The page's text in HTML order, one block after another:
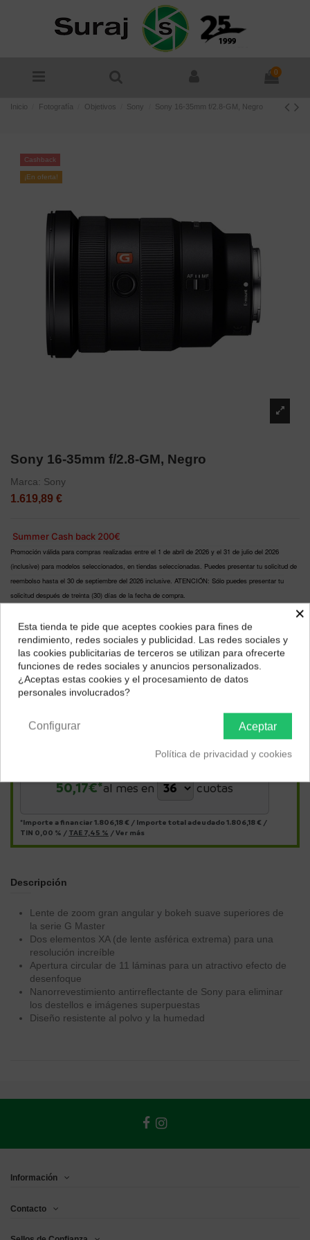
0
Inicio Fotografía Objetivos Sony Sony 16-35mm f/2.8-GM, Negro
Cashback
¡En oferta!
Sony 16-35mm f/2.8-GM, Negro
Marca: Sony
1.619,89 €
Summer Cash back 200€
Promoción válida para compras realizadas entre el 1 de abril de 2026 y el 31 de julio del 2026
(inclusive) para modelos seleccionados, en tiendas seleccionadas. Puedes presentar tu solicitud de
reembolso hasta el 30 de septiembre del 2026 inclusive. ATENCIÓN: Sólo puedes presentar tu
solicitud después de treinta (30) días de la fecha de compra.
50,17€*al mes en cuotas
*Importe a financiar 1.806,18 € / Importe total adeudado1.806,18 € /
TIN 0,00 % / TAE 7,45 % /Ver más
Descripción
Lente de zoom gran angular y bokeh suave superiores de
la serie G Master
Dos elementos XA (de lente asférica extrema) para una
resolución increíble
Apertura circular de 11 láminas para un atractivo efecto de
desenfoque
Nanorrevestimiento antirreflectante de Sony para eliminar
los destellos e imágenes superpuestas
Diseño resistente al polvo y la humedad
Información
Contacto
¿Dónde deseas recibir tu pedido?
Selecciona tu ubicación para mostrarte los precios e
impuestos correctos para tu región.
×
Esta tienda te pide que aceptes cookies para fines de
rendimiento, redes sociales y publicidad. Las redes sociales y
las cookies publicitarias de terceros se utilizan para ofrecerte
funciones de redes sociales y anuncios personalizados.
¿Aceptas estas cookies y el procesamiento de datos
personales involucrados?
Aceptar
Configurar
Política de privacidad y cookies